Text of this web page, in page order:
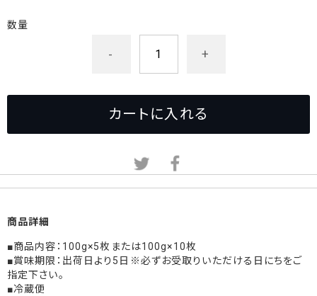
数量
- +
カートに入れる
商品詳細
■商品内容：100g×5枚または100g×10枚
■賞味期限：出荷日より5日※必ずお受取りいただける日にちをご
指定下さい。
■冷蔵便